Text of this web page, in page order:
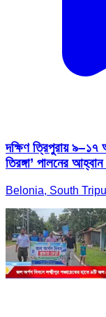
দক্ষিণ ত্রিপুরায় ৯–১৭
তিরঙ্গা’ পালনের
Belonia, South